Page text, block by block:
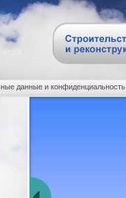
данные и конфиденциальность